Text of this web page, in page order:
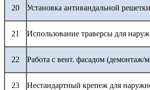
20 Установка антивандальной решетки
21 Использование траверсы для
22 Работа с вент. фасадом (демонтаж/
23 Нестандартный крепеж для